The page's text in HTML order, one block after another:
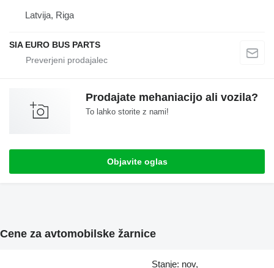
Latvija, Riga
SIA EURO BUS PARTS
Prodajate mehaniacijo ali vozila?
To lahko storite z nami!
Objavite oglas
Cene za avtomobilske žarnice
Stanje: nov,